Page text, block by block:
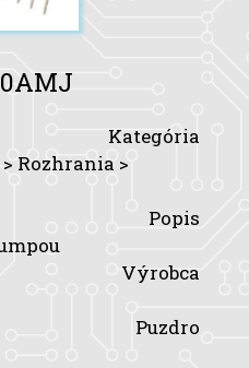
Kategória
Rozhrania >
Popis
Výrobca
Puzdro